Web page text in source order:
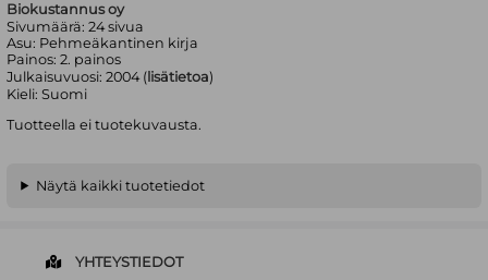
Biokustannus oy
Sivumäärä:24sivua
Asu: Pehmeäkantinen kirja
Painos:2. painos
Julkaisuvuosi:2004 ( lisätietoa)
Kieli:Suomi
Tuotteella ei tuotekuvausta.
Näytä kaikki tuotetiedot
YHTEYSTIEDOT